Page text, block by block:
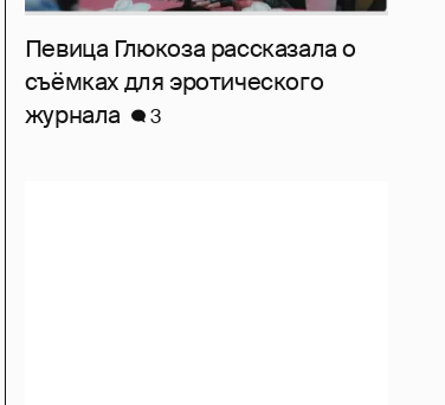
Певица Глюкоза рассказала о
съёмках для эротического
журнала
3